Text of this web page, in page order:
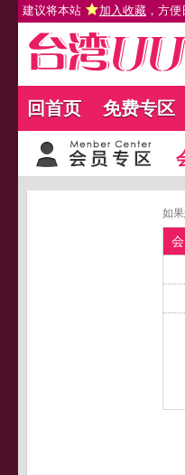
建议将本站 加入收藏 ，方
回首页 免费专区
如